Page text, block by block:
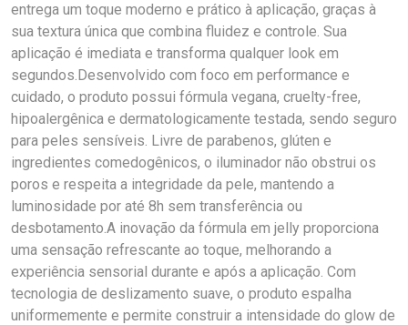
entrega um toque moderno e prático à aplicação, graças à
sua textura única que combina fluidez e controle. Sua
aplicação é imediata e transforma qualquer look em
segundos.Desenvolvido com foco em performance e
cuidado, o produto possui fórmula vegana, cruelty-free,
hipoalergênica e dermatologicamente testada, sendo seguro
para peles sensíveis. Livre de parabenos, glúten e
ingredientes comedogênicos, o iluminador não obstrui os
poros e respeita a integridade da pele, mantendo a
luminosidade por até 8h sem transferência ou
desbotamento.A inovação da fórmula em jelly proporciona
uma sensação refrescante ao toque, melhorando a
experiência sensorial durante e após a aplicação. Com
tecnologia de deslizamento suave, o produto espalha
uniformemente e permite construir a intensidade do glow de